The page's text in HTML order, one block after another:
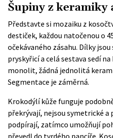
Šupiny z keramiky
Představte si mozaiku z
destiček, každou natočenou o
očekávaného zásahu. Dílky
pryskyřicí a celá sestava sedí
monolit, žádná jednolitá
Segmentace je záměrná.
Krokodýlí kůže funguje
překrývají, nejsou symetrické a
podpírají, zatímco umožňují
převedl do tvrdého pancíře.